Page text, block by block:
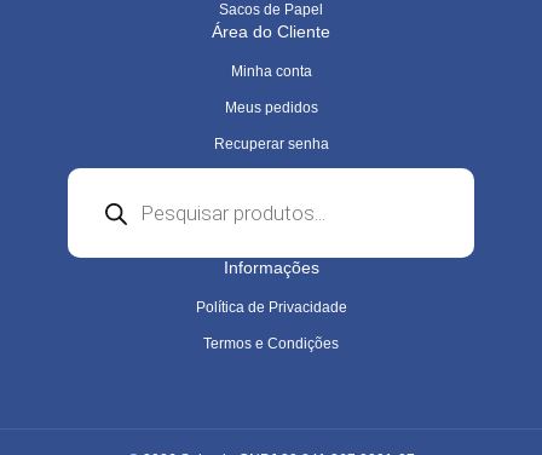
Sacos de Papel
Área do Cliente
Minha conta
Meus pedidos
Recuperar senha
produtos
Informações
Política de Privacidade
Termos e Condições